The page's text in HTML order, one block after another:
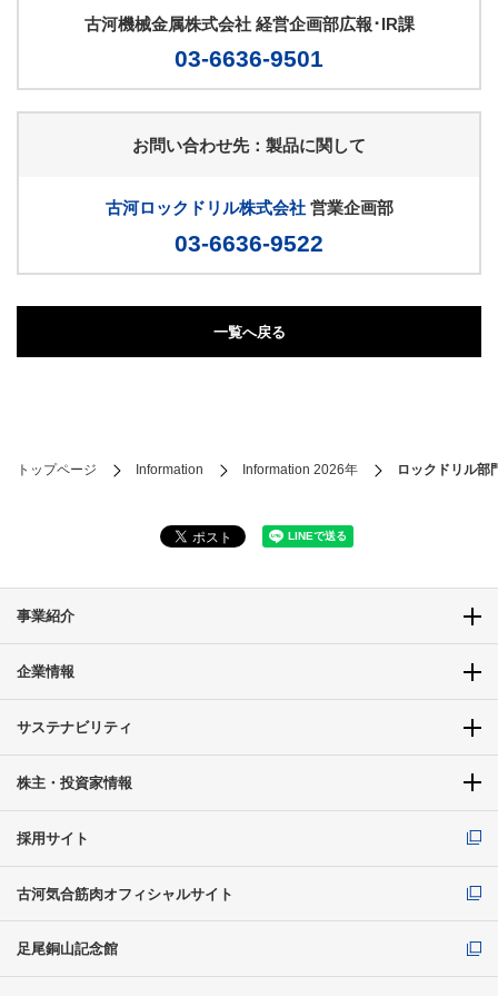
古河機械金属株式会社 経営企画部広報･IR課
03-6636-9501
お問い合わせ先：製品に関して
古河ロックドリル株式会社営業企画部
03-6636-9522
一覧へ戻る
トップページ Information Information 2026年 ロックドリル部
事業紹介
企業情報
サステナビリティ
株主・投資家情報
採用サイト
古河気合筋肉オフィシャルサイト
足尾銅山記念館